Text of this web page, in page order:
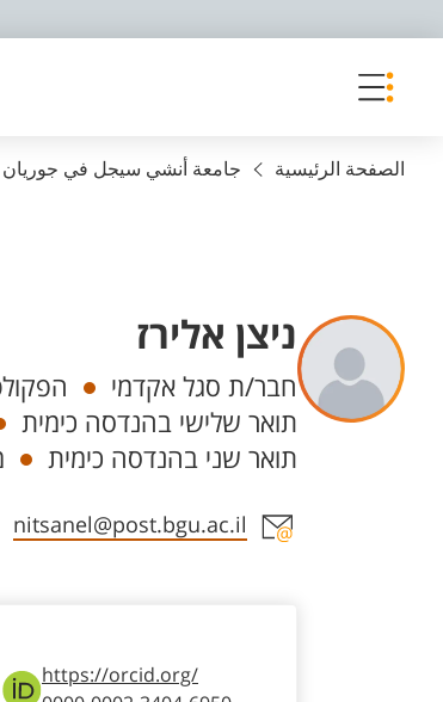
الصفحة الرئيسية جامعة أنشي سيجل في جوريان
ניצן אלירז
Departments
חבר/ת סגל אקדמי
תואר שלישי בהנדסה כימית
תואר שני בהנדסה כימית
contact section
nitsanel@post.bgu.ac.il
https://orcid.org/